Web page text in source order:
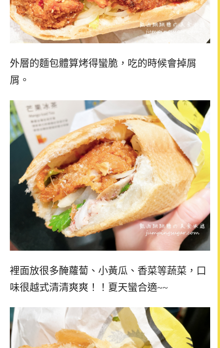
外層的麵包體算烤得蠻脆，吃的時候會掉屑
屑。
裡面放很多醃蘿蔔、小黃瓜、香菜等蔬菜，口
味很越式清清爽爽！！夏天蠻合適~~